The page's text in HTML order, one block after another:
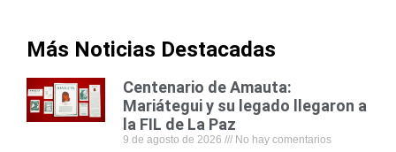
Más Noticias Destacadas
Centenario de Amauta:
Mariátegui y su legado llegaron a
la FIL de La Paz
9 de agosto de 2026 No hay comentarios